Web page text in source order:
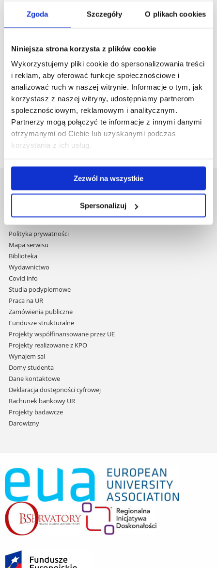
Zgoda Szczegóły O plikach cookies
Niniejsza strona korzysta z plików cookie
Wykorzystujemy pliki cookie do spersonalizowania treści
i reklam, aby oferować funkcje społecznościowe i
analizować ruch w naszej witrynie. Informacje o tym, jak
korzystasz z naszej witryny, udostępniamy partnerom
społecznościowym, reklamowym i analitycznym.
Partnerzy mogą połączyć te informacje z innymi danymi
otrzymanymi od Ciebie lub uzyskanymi podczas
korzystania z ich usług.
Zezwól na wszystkie
Spersonalizuj
Budynek: A1, Al. Tadeusza Rejtana 16C
35-959 Rzeszów
Pokój:023
Uniwersytet Rzeszowski
Al. Tadeusza Rejtana 16C
35-959 Rzeszów
Pomiń
nawigację
i
przejdź
do
treści
Polityka prywatności
Mapa serwisu
Biblioteka
Wydawnictwo
Covid info
Studia podyplomowe
Praca na UR
Zamówienia publiczne
Fundusze strukturalne
Projekty współfinansowane przez UE
Projekty realizowane z KPO
Wynajem sal
Domy studenta
Dane kontaktowe
Deklaracja dostępności cyfrowej
Rachunek bankowy UR
Projekty badawcze
Darowizny